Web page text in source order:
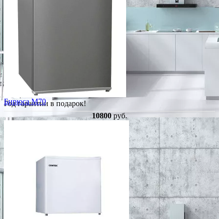
Год гарантии в подарок!
Бирюса M70
10800руб.